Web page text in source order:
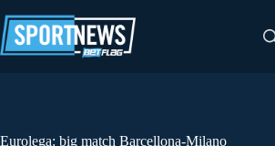
al
contenuto
Eurolega: big match Barcellona-Milano